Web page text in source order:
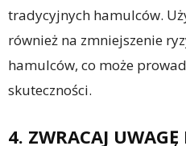
tradycyjnych hamulców.
również na zmniejszenie
hamulców, co może
skuteczności.
4. ZWRACAJ